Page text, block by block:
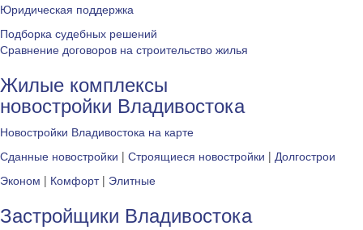
Юридическая поддержка
Подборка судебных решений
Сравнение договоров на строительство жилья
Жилые комплексы
новостройки Владивостока
Новостройки Владивостока на карте
Сданные новостройки | Строящиеся новостройки | Долгострои
Эконом | Комфорт| Элитные
Застройщики Владивостока